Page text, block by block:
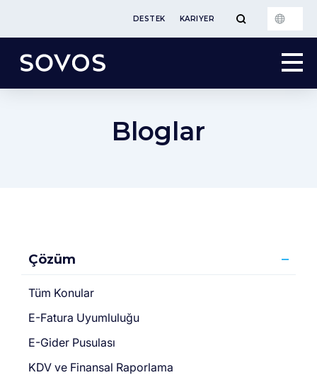
DESTEK KARIYER
Bloglar
Çözüm
Tüm Konular
E-Fatura Uyumluluğu
E-Gider Pusulası
KDV ve Finansal Raporlama